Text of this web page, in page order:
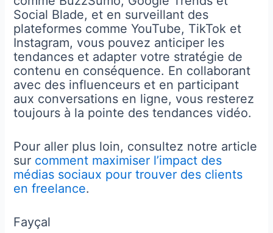
Social Blade, et en surveillant des
plateformes comme YouTube, TikTok et
Instagram, vous pouvez anticiper les
tendances et adapter votre stratégie de
contenu en conséquence. En collaborant
avec des influenceurs et en participant
aux conversations en ligne, vous resterez
toujours à la pointe des tendances vidéo.
Pour aller plus loin, consultez notre article
sur comment maximiser l’impact des
médias sociaux pour trouver des clients
en freelance.
Fayçal